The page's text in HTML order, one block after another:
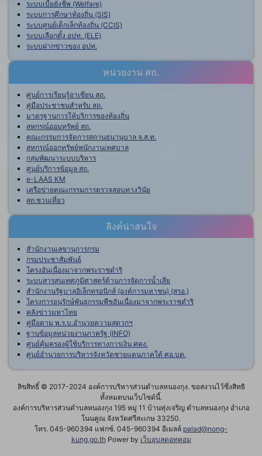
ระบบเบี้ยยังชีพ (Welfare)
ระบบการศึกษาท้องถิ่น (SIS)
ระบบศูนย์เด็กเล็กท้องถิ่น (CCIS)
ระบบเลือกตั้ง อปท. (ELE)
ระบบฝากข่าวของ อปท.
หน่วยงาน สถ.
ศูนย์การเรียนรู้อาเซียน สถ.
คู่มือประชาชนสำหรับ สถ.
มาตรฐานการให้บริการของท้องถิ่น
สหกรณ์ออมทรัพย์ สถ.
คณะกรรมการจัดการสถานธนานุบาล จ.ส.ท.
สหกรณ์ออกทรัพย์พนักงานเทศบาล
กลุ่มพัฒนาระบบบริหาร
ศูนย์บริการข้อมูล สถ.
e-LAAS KM
เครือข่ายคณะกรรมการตรวจสอบทางวินัย
สถ.ชวนเที่ยว
ลิงค์น่าสนใจ
สำนักงานเลขานุการกรม
กรมประชาสัมพันธ์
โครงอันเนื่องมาจากพระราชดำริ
ระบบสารสนเทศภูมิศาสตร์ด้านการจัดการน้ำเสีย
สำนักงานรัฐบาลอิเล็กทรอนิกส์ (องค์การมหาชน) (สรอ.)
โครงการอนุรักษ์พันธุกรรมพืชอันเนื่องมาจากพระราชดำริ
คลังข่าวมหาไทย
คู่มือตาม พ.ร.บ.อำนวยความสดวกฯ
ฐานข้อมูลหน่วยงานภาครัฐ (INFO)
ศูนย์คุ้มครองผู้ใช้บริการทางการเงิน ศคง.
ศูนย์อำนวยการบริหารจังหวัดชายแดนภาคใต้ ศอ.บต.
ลิขสิทธิ์ © 2017-2024 องค์การบริหารส่วนตำบลหนองกุง. ขอสงวนไว้ซึ่งสิทธิ
ทั้งหมดบนเว็บไซต์นี้.
องค์การบริหารส่วนตำบลหนองกุง 195 หมู่ 11 บ้านทุ่งเจริญ ตำบลหนองกุง อำเภอ
โนนคูณ จังหวัดศรีสะเกษ 33250.
โทร. 045-960394 แฟกซ์. 045-960394 อีเมลล์ palad@nong-
kung.go.thPower by เว็บอุบลดอทคอม